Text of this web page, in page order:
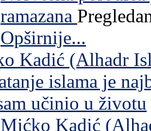
ramazana
Opširnije...
Mićko Kadić